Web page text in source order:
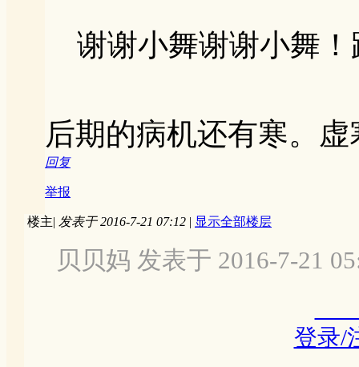
谢谢小舞谢谢小舞
后期的病机还有寒。
回复
举报
楼主| 发表于 2016-7-21 07:12 | 显示全部楼层
贝贝妈 发表于 2016-7-21
登录/